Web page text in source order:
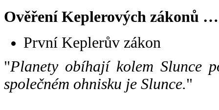
Ověření Keplerových zákonů …
První Keplerův zákon
"Planety obíhají kolem Slunce
společném ohnisku je Slunce."